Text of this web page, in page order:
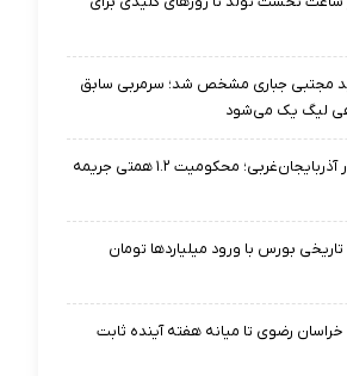
مجتبی جباری مشخص شد؛ سرمربی سابق
لیگ یک می‌شود
قاچاق کالا در آذربایجان‌غربی؛ محکومیت ۱.۲ همتی جریمه
بورس با ورود میلیاردها تومان
رضوی تا میانه هفته آینده ثابت